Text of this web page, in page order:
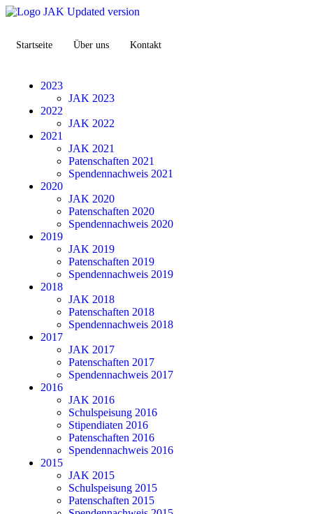
Startseite Über uns Kontakt
2023
JAK 2023
2022
JAK 2022
2021
JAK 2021
Patenschaften 2021
Spendennachweis 2021
2020
JAK 2020
Patenschaften 2020
Spendennachweis 2020
2019
JAK 2019
Patenschaften 2019
Spendennachweis 2019
2018
JAK 2018
Patenschaften 2018
Spendennachweis 2018
2017
JAK 2017
Patenschaften 2017
Spendennachweis 2017
2016
JAK 2016
Schulspeisung 2016
Stipendiaten 2016
Patenschaften 2016
Spendennachweis 2016
2015
JAK 2015
Schulspeisung 2015
Patenschaften 2015